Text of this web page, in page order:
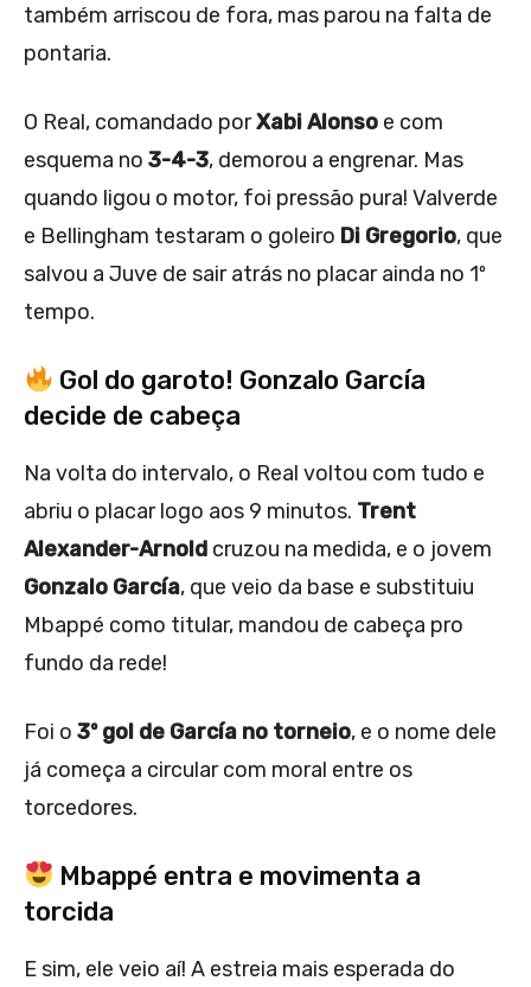
também arriscou de fora, mas parou na falta de
pontaria.
O Real, comandado porXabi Alonso e com
esquema no 3-4-3, demorou a engrenar. Mas
quando ligou o motor, foi pressão pura! Valverde
e Bellingham testaram o goleiro Di Gregorio, que
salvou a Juve de sair atrás no placar ainda no 1º
tempo.
Gol do garoto! Gonzalo García
decide de cabeça
Na volta do intervalo, o Real voltou com tudo e
abriu o placar logo aos 9 minutos. Trent
Alexander-Arnold cruzou na medida, e o jovem
Gonzalo García, que veio da base e substituiu
Mbappé como titular, mandou de cabeça pro
fundo da rede!
Foi o 3º gol de García no torneio, e o nome dele
já começa a circular com moral entre os
torcedores.
Mbappé entra e movimenta a
torcida
E sim, ele veio aí! A estreia mais esperada do